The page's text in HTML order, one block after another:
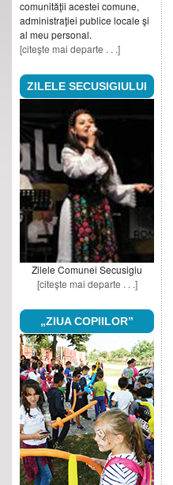
comunităţii acestei comune,
administraţiei publice locale şi
al meu personal.
[citeşte mai departe . . .]
ZILELE SECUSIGIULUI
Zilele Comunei Secusigiu
[citeşte mai departe . . .]
„ZIUA COPIILOR”